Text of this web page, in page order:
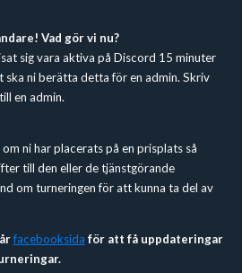
Vad gör vi nu?
sig vara aktiva på Discord 15 minuter
ni berätta detta för en admin. Skriv
en admin.
ni har placerats på en prisplats så
till den eller de tjänstgörande
om turneringen för att kunna ta del av
facebooksida för att få uppdateringar